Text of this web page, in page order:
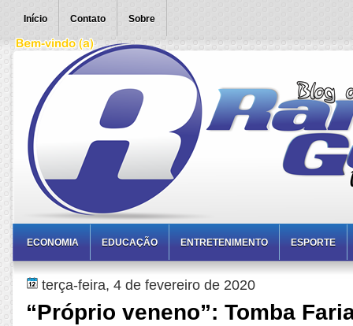
Início Contato Sobre
ECONOMIA EDUCAÇÃO ENTRETENIMENTO ESPORTE
terça-feira, 4 de fevereiro de 2020
“Próprio veneno”: Tomba